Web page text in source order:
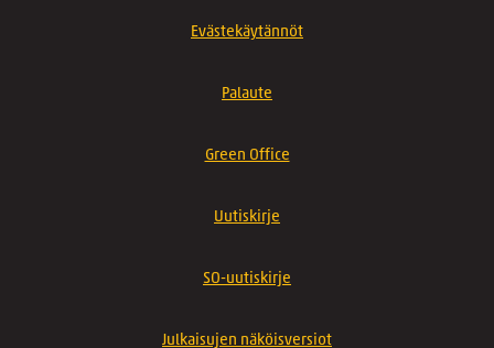
Evästekäytännöt
Palaute
Green Office
Uutiskirje
SO-uutiskirje
Julkaisujen näköisversiot